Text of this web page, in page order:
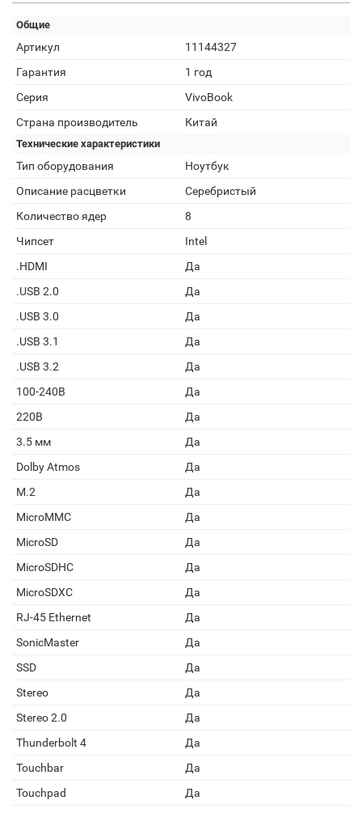
Общие
Артикул
11144327
Гарантия
1 год
Серия
VivoBook
Страна производитель
Китай
Технические характеристики
Тип оборудования
Ноутбук
Описание расцветки
Серебристый
Количество ядер
8
Чипсет
Intel
.HDMI
Да
.USB 2.0
Да
.USB 3.0
Да
.USB 3.1
Да
.USB 3.2
Да
100-240В
Да
220В
Да
3.5 мм
Да
Dolby Atmos
Да
M.2
Да
MicroMMC
Да
MicroSD
Да
MicroSDHC
Да
MicroSDXC
Да
RJ-45 Ethernet
Да
SonicMaster
Да
SSD
Да
Stereo
Да
Stereo 2.0
Да
Thunderbolt 4
Да
Touchbar
Да
Touchpad
Да